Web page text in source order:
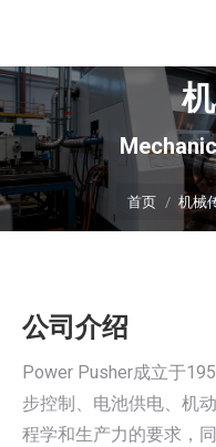
首页 机械
公司介绍
Power Pusher成立于
步控制、电池供电、机
程学和生产力的要求，